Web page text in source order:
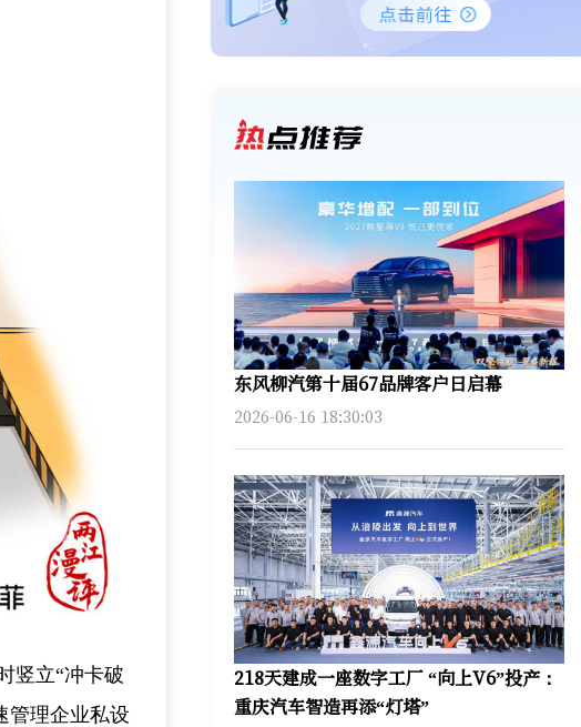
竖立“冲卡破
管理企业私设
东风柳汽第十届67品牌客户日启幕
2026-06-16 18:30:03
218天建成一座数字工厂 “向上V6”投产：
重庆汽车智造再添“灯塔”